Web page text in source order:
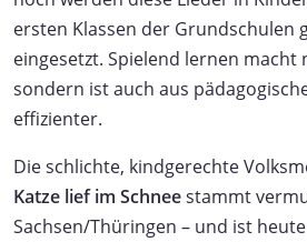
ersten Klassen der Grundschulen
eingesetzt. Spielend lernen macht
sondern ist auch aus
effizienter.
Die schlichte, kindgerechte
Katze lief im Schneestammt
Sachsen/Thüringen – und ist